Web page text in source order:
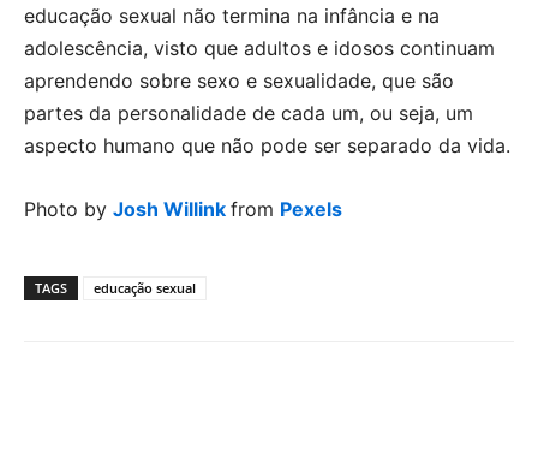
educação sexual não termina na infância e na
adolescência, visto que adultos e idosos continuam
aprendendo sobre sexo e sexualidade, que são
partes da personalidade de cada um, ou seja, um
aspecto humano que não pode ser separado da vida.
Photo by Josh Willink from Pexels
TAGS educação sexual